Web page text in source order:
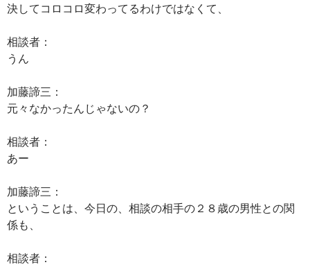
決してコロコロ変わってるわけではなくて、
相談者：
うん
加藤諦三：
元々なかったんじゃないの？
相談者：
あー
加藤諦三：
ということは、今日の、相談の相手の２８歳の男性との関
係も、
相談者：